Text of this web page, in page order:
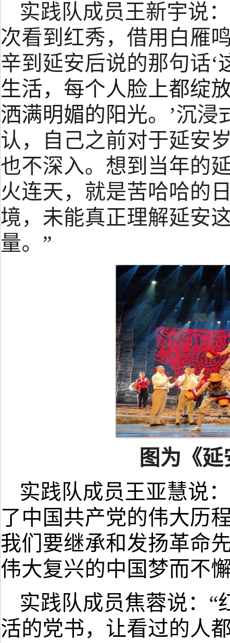
实践队成员王新宇说 ：
次看到红秀 ， 借用白雁
辛到延安后说的那句话‘
生活，每个人脸上都绽
洒满明媚的阳光。 ’沉浸
认，自己之前对于延安
也不深入。想到当年的
火连天，就是苦哈哈的
境，未能真正理解延安
量。 ”
图为 《延
实践队成员王亚慧说 ：
了中国共产党的伟大历
我们要继承和发扬革命
伟大复兴的中国梦而不
实践队成员焦蓉说 ： “
活的党书 ， 让看过的人